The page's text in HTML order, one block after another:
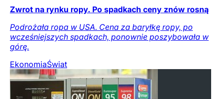
Zwrot na rynku ropy. Po spadkach ceny znów rosną
Podrożała ropa w USA. Cena za baryłkę ropy, po
wcześniejszych spadkach, ponownie poszybowała w
górę.
EkonomiaŚwiat